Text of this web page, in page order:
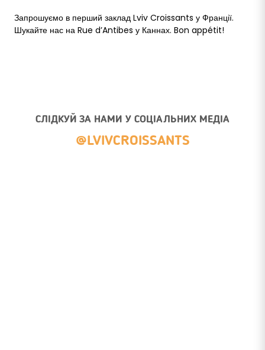
Запрошуємо в перший заклад Lviv Croissants у Франції.
Шукайте нас на Rue d’Antibes у Каннах. Bon appétit!
СЛІДКУЙ ЗА НАМИ У СОЦІАЛЬНИХ МЕДІА
@LVIVCROISSANTS